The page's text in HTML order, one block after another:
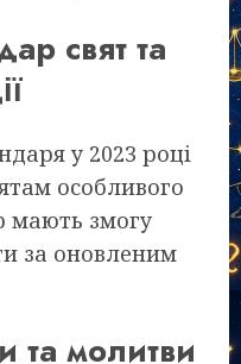
свят та
у 2023 році
особливого
мають змогу
за оновленим
та молитви